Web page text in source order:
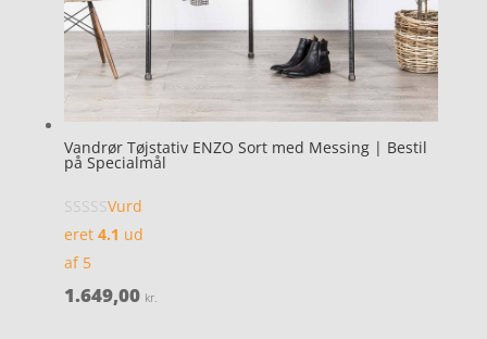
Vandrør Tøjstativ ENZO Sort med Messing | Bestil
på Specialmål
Vurd
eret 4.1 ud
af 5
1.649,00 kr.